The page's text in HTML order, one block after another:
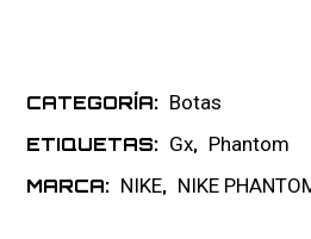
CATEGORÍA: Botas
ETIQUETAS: Gx, Phantom
MARCA: NIKE, NIKE